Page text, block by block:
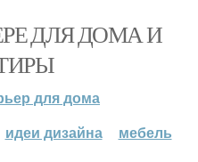
ДЛЯ ДОМА И
для дома
идеи дизайна мебель